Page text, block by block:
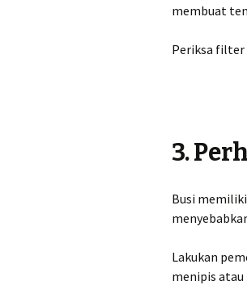
membuat
Periksa filter
3.
Busi
Lakukan
menipis atau